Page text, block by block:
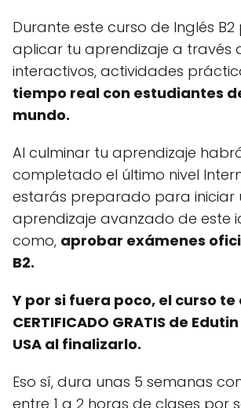
Durante este curso de Inglés
aplicar tu aprendizaje a través
interactivos, actividades
tiempo real con estudiantes
mundo.
Al culminar tu aprendizaje
completado el último nivel
estarás preparado para iniciar
aprendizaje avanzado de este
como, aprobar exámenes
B2.
Y por si fuera poco, el curso te
CERTIFICADO GRATIS de
USA al finalizarlo.
Eso sí, dura unas 5 semanas
entre 1 a 2 horas de clases por